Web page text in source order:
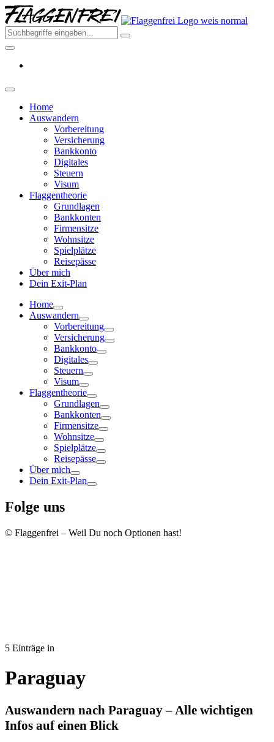
Skip
to
the
content
Home
Auswandern
Vorbereitung
Versicherung
Bankkonto
Digitales
Steuern
Visum
Flaggentheorie
Grundlagen
Bankkonten
Firmensitze
Wohnsitze
Spielplätze
Reisepässe
Über mich
Dein Exit-Plan
Home
Auswandern
Vorbereitung
Versicherung
Bankkonto
Digitales
Steuern
Visum
Flaggentheorie
Grundlagen
Bankkonten
Firmensitze
Wohnsitze
Spielplätze
Reisepässe
Über mich
Dein Exit-Plan
Folge uns
© Flaggenfrei – Weil Du noch Optionen hast!
5 Einträge in
Paraguay
Auswandern nach Paraguay – Alle wichtigen
Infos auf einen Blick